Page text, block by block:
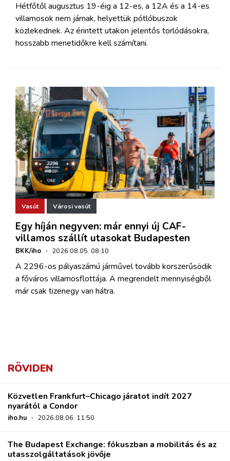
Hétfőtől augusztus 19-éig a 12-es, a 12A és a 14-es
villamosok nem járnak, helyettük pótlóbuszok
közlekednek. Az érintett utakon jelentős torlódásokra,
hosszabb menetidőkre kell számítani.
Vasút Városi vasút
Egy híján negyven: már ennyi új CAF-
villamos szállít utasokat Budapesten
BKK/iho · 2026.08.05. 08:10
A 2296-os pályaszámú járművel tovább korszerűsödik
a főváros villamosflottája. A megrendelt mennyiségből
már csak tizenegy van hátra.
RÖVIDEN
Közvetlen Frankfurt–Chicago járatot indít 2027
nyarától a Condor
iho.hu · 2026.08.06. 11:50
The Budapest Exchange: fókuszban a mobilitás és az
utasszolgáltatások jövője